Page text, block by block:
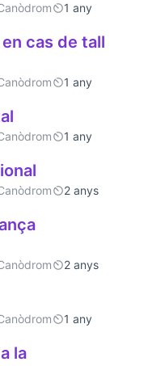
1 any
cas de tall
1 any
1 any
2 anys
2 anys
1 any
la